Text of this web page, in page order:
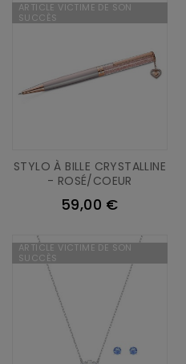
STYLO À BILLE CRYSTALLINE
- ROSÉ/COEUR
59,00 €
ARTICLE VICTIME DE SON
SUCCÈS
ARTICLE VICTIME DE SON
SUCCÈS